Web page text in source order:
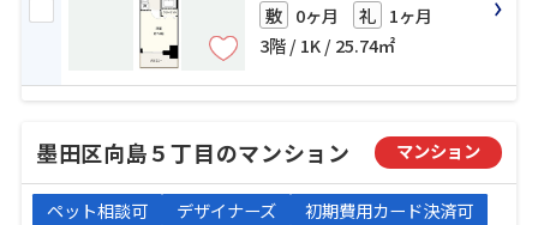
敷 0ヶ月 礼 1ヶ月
3階 / 1K / 25.74㎡
墨田区向島５丁目のマンション マンション
ペット相談可 デザイナーズ 初期費用カード決済可